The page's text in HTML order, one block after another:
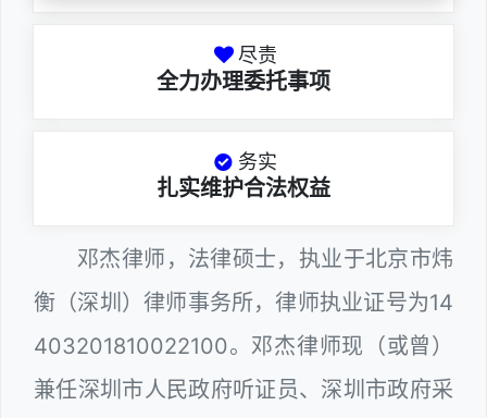
尽责
全力办理委托事项
务实
扎实维护合法权益
邓杰律师，法律硕士，执业于北京市炜
衡（深圳）律师事务所，律师执业证号为14
403201810022100。邓杰律师现（或曾）
兼任深圳市人民政府听证员、深圳市政府采